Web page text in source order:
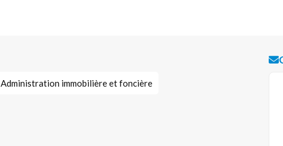
Administration immobilière et foncière